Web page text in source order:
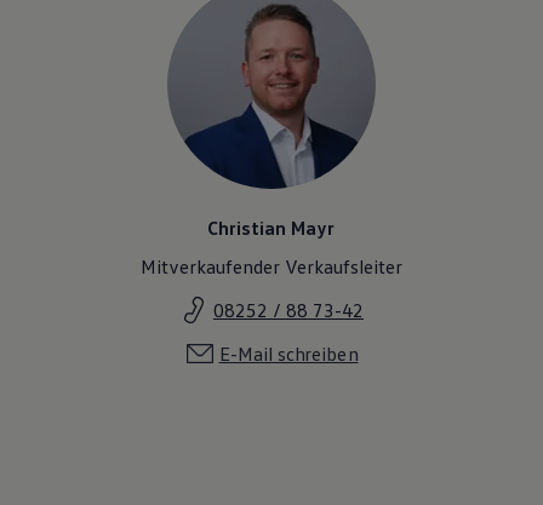
Christian Mayr
Mitverkaufender Verkaufsleiter
08252 / 88 73-42
E-Mail schreiben